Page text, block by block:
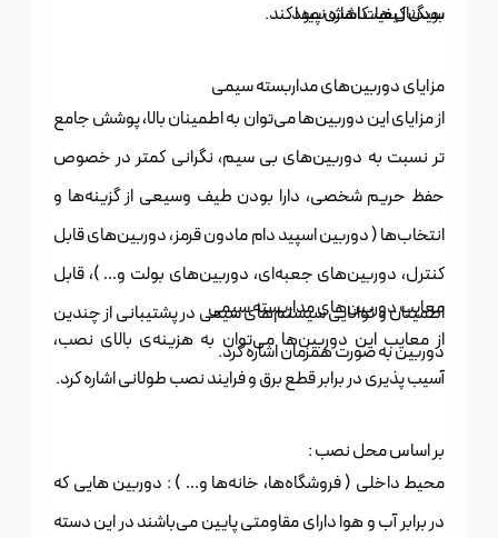
بودن کیفیت اشاره نمود.
سیگنال ها، کاهش پیدا کند.
مزایای دوربین‌های مداربسته سیمی
از مزایای این دوربین‌ها می‌توان به اطمینان بالا، پوشش جامع
تر نسبت به دوربین‌های بی سیم، نگرانی کمتر در خصوص
حفظ حریم شخصی، دارا بودن طیف وسیعی از گزینه‌ها و
انتخاب‌ها ( دوربین اسپید دام مادون قرمز، دوربین‌های قابل
کنترل، دوربین‌های جعبه‌ای، دوربین‌های بولت و… )، قابل
اطمینان و توانایی سیستم‌های سیمی در پشتیبانی از چندین
دوربین به صورت همزمان اشاره کرد.
معایب دوربین‌های مداربسته سیمی
از معایب این دوربین‌ها می‌توان به هزینه‌ی بالای نصب،
آسیب پذیری در برابر قطع برق و فرایند نصب طولانی اشاره کرد.
بر اساس محل نصب :
محیط داخلی ( فروشگاه‌ها، خانه‌ها و… ) : دوربین هایی که
در برابر آب و هوا دارای مقاومتی پایین می‌باشند در این دسته